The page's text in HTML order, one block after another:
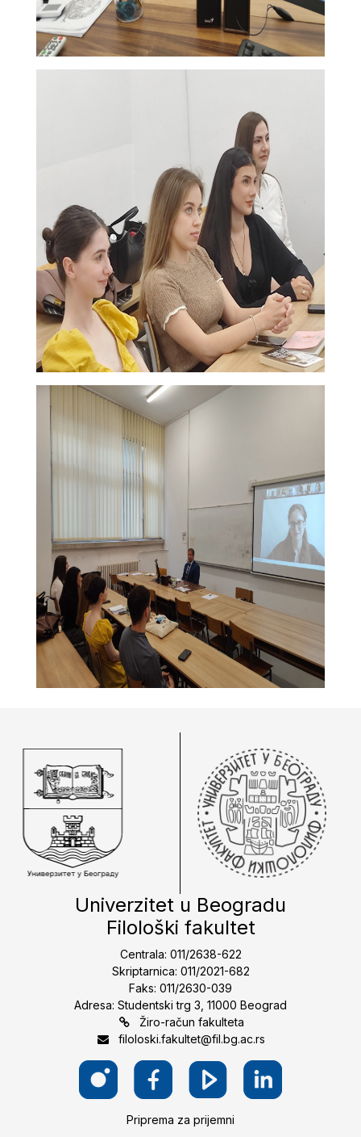
Univerzitet u Beogradu
Filološki fakultet
Centrala: 011/2638-622
Skriptarnica: 011/2021-682
Faks: 011/2630-039
Adresa: Studentski trg 3, 11000 Beograd
Žiro-račun fakulteta
filoloski.fakultet@fil.bg.ac.rs
Priprema za prijemni